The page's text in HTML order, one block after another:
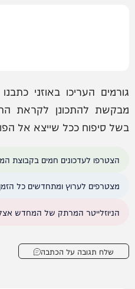
גורמים העריכו באוזני
‏מבקשת להתכונן לקראת
בשל סיפוח ככל שייצא אל
הצטרפו לעדכונים חמים בקבוצת
מצטרפים לערוץ ומתחדשים כל הזמן
הניוזלייטר המרתק של המחדש
שלח תגובה על הכתבה